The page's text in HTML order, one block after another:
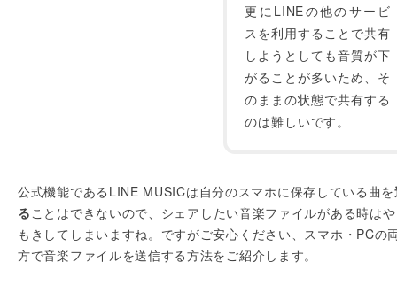
更にLINEの他のサービ
スを利用することで共有
しようとしても音質が下
がることが多いため、そ
のままの状態で共有する
のは難しいです。
公式機能であるLINE MUSICは自分のスマホに保存している曲を
ることはできないので、シェアしたい音楽ファイルがある時は
もきしてしまいますね。ですがご安心ください、スマホ・PCの
方で音楽ファイルを送信する方法をご紹介します。